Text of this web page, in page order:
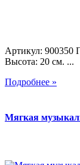
Артикул: 900350
Высота: 20 см. ...
Подробнее »
Мягкая